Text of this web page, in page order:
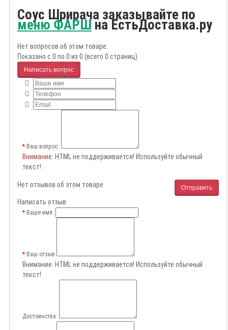
Соус Шрирача заказывайте по
меню ФАРШна ЕстьДоставка.ру
Нет вопросов об этом товаре.
Показано с 0 по 0 из 0 (всего 0 страниц)
Написать вопрос
Ваш вопрос:
Внимание: HTML не поддерживается! Используйте обычный
текст!
Отправить
Нет отзывов об этом товаре.
Написать отзыв
Ваше имя:
Ваш отзыв
Внимание: HTML не поддерживается! Используйте обычный
текст!
Достоинства: